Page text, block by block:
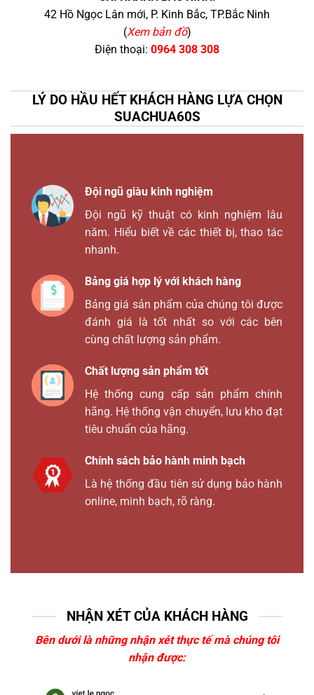
42 Hồ Ngọc Lân mới, P. Kinh Bắc, TP.Bắc Ninh
(Xem bản đồ)
Điện thoại: 0964 308 308
LÝ DO HẦU HẾT KHÁCH HÀNG LỰA CHỌN
SUACHUA60S
Đội ngũ giàu kinh nghiệm
Đội ngũ kỹ thuật có kinh nghiệm lâu
năm. Hiểu biết về các thiết bị, thao tác
nhanh.
Bảng giá hợp lý với khách hàng
Bảng giá sản phẩm của chúng tôi được
đánh giá là tốt nhất so với các bên
cùng chất lượng sản phẩm.
Chất lượng sản phẩm tốt
Hệ thống cung cấp sản phẩm chính
hãng. Hệ thống vận chuyển, lưu kho đạt
tiêu chuẩn của hãng.
Chính sách bảo hành minh bạch
Là hệ thống đầu tiên sử dụng bảo hành
online, minh bạch, rõ ràng.
NHẬN XÉT CỦA KHÁCH HÀNG
Bên dưới là những nhận xét thực tế mà chúng tôi
nhận được: